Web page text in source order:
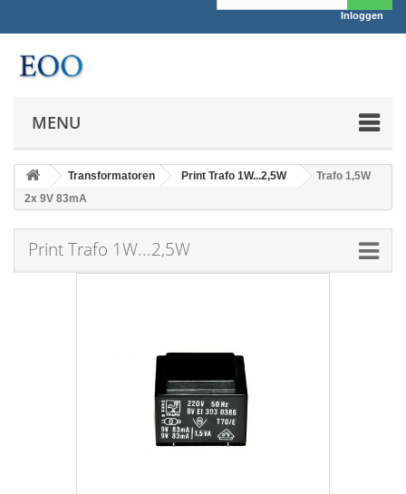
Inloggen
MENU
Transformatoren Print Trafo 1W...2,5W
Trafo 1,5W
2x 9V 83mA
Print Trafo 1W...2,5W